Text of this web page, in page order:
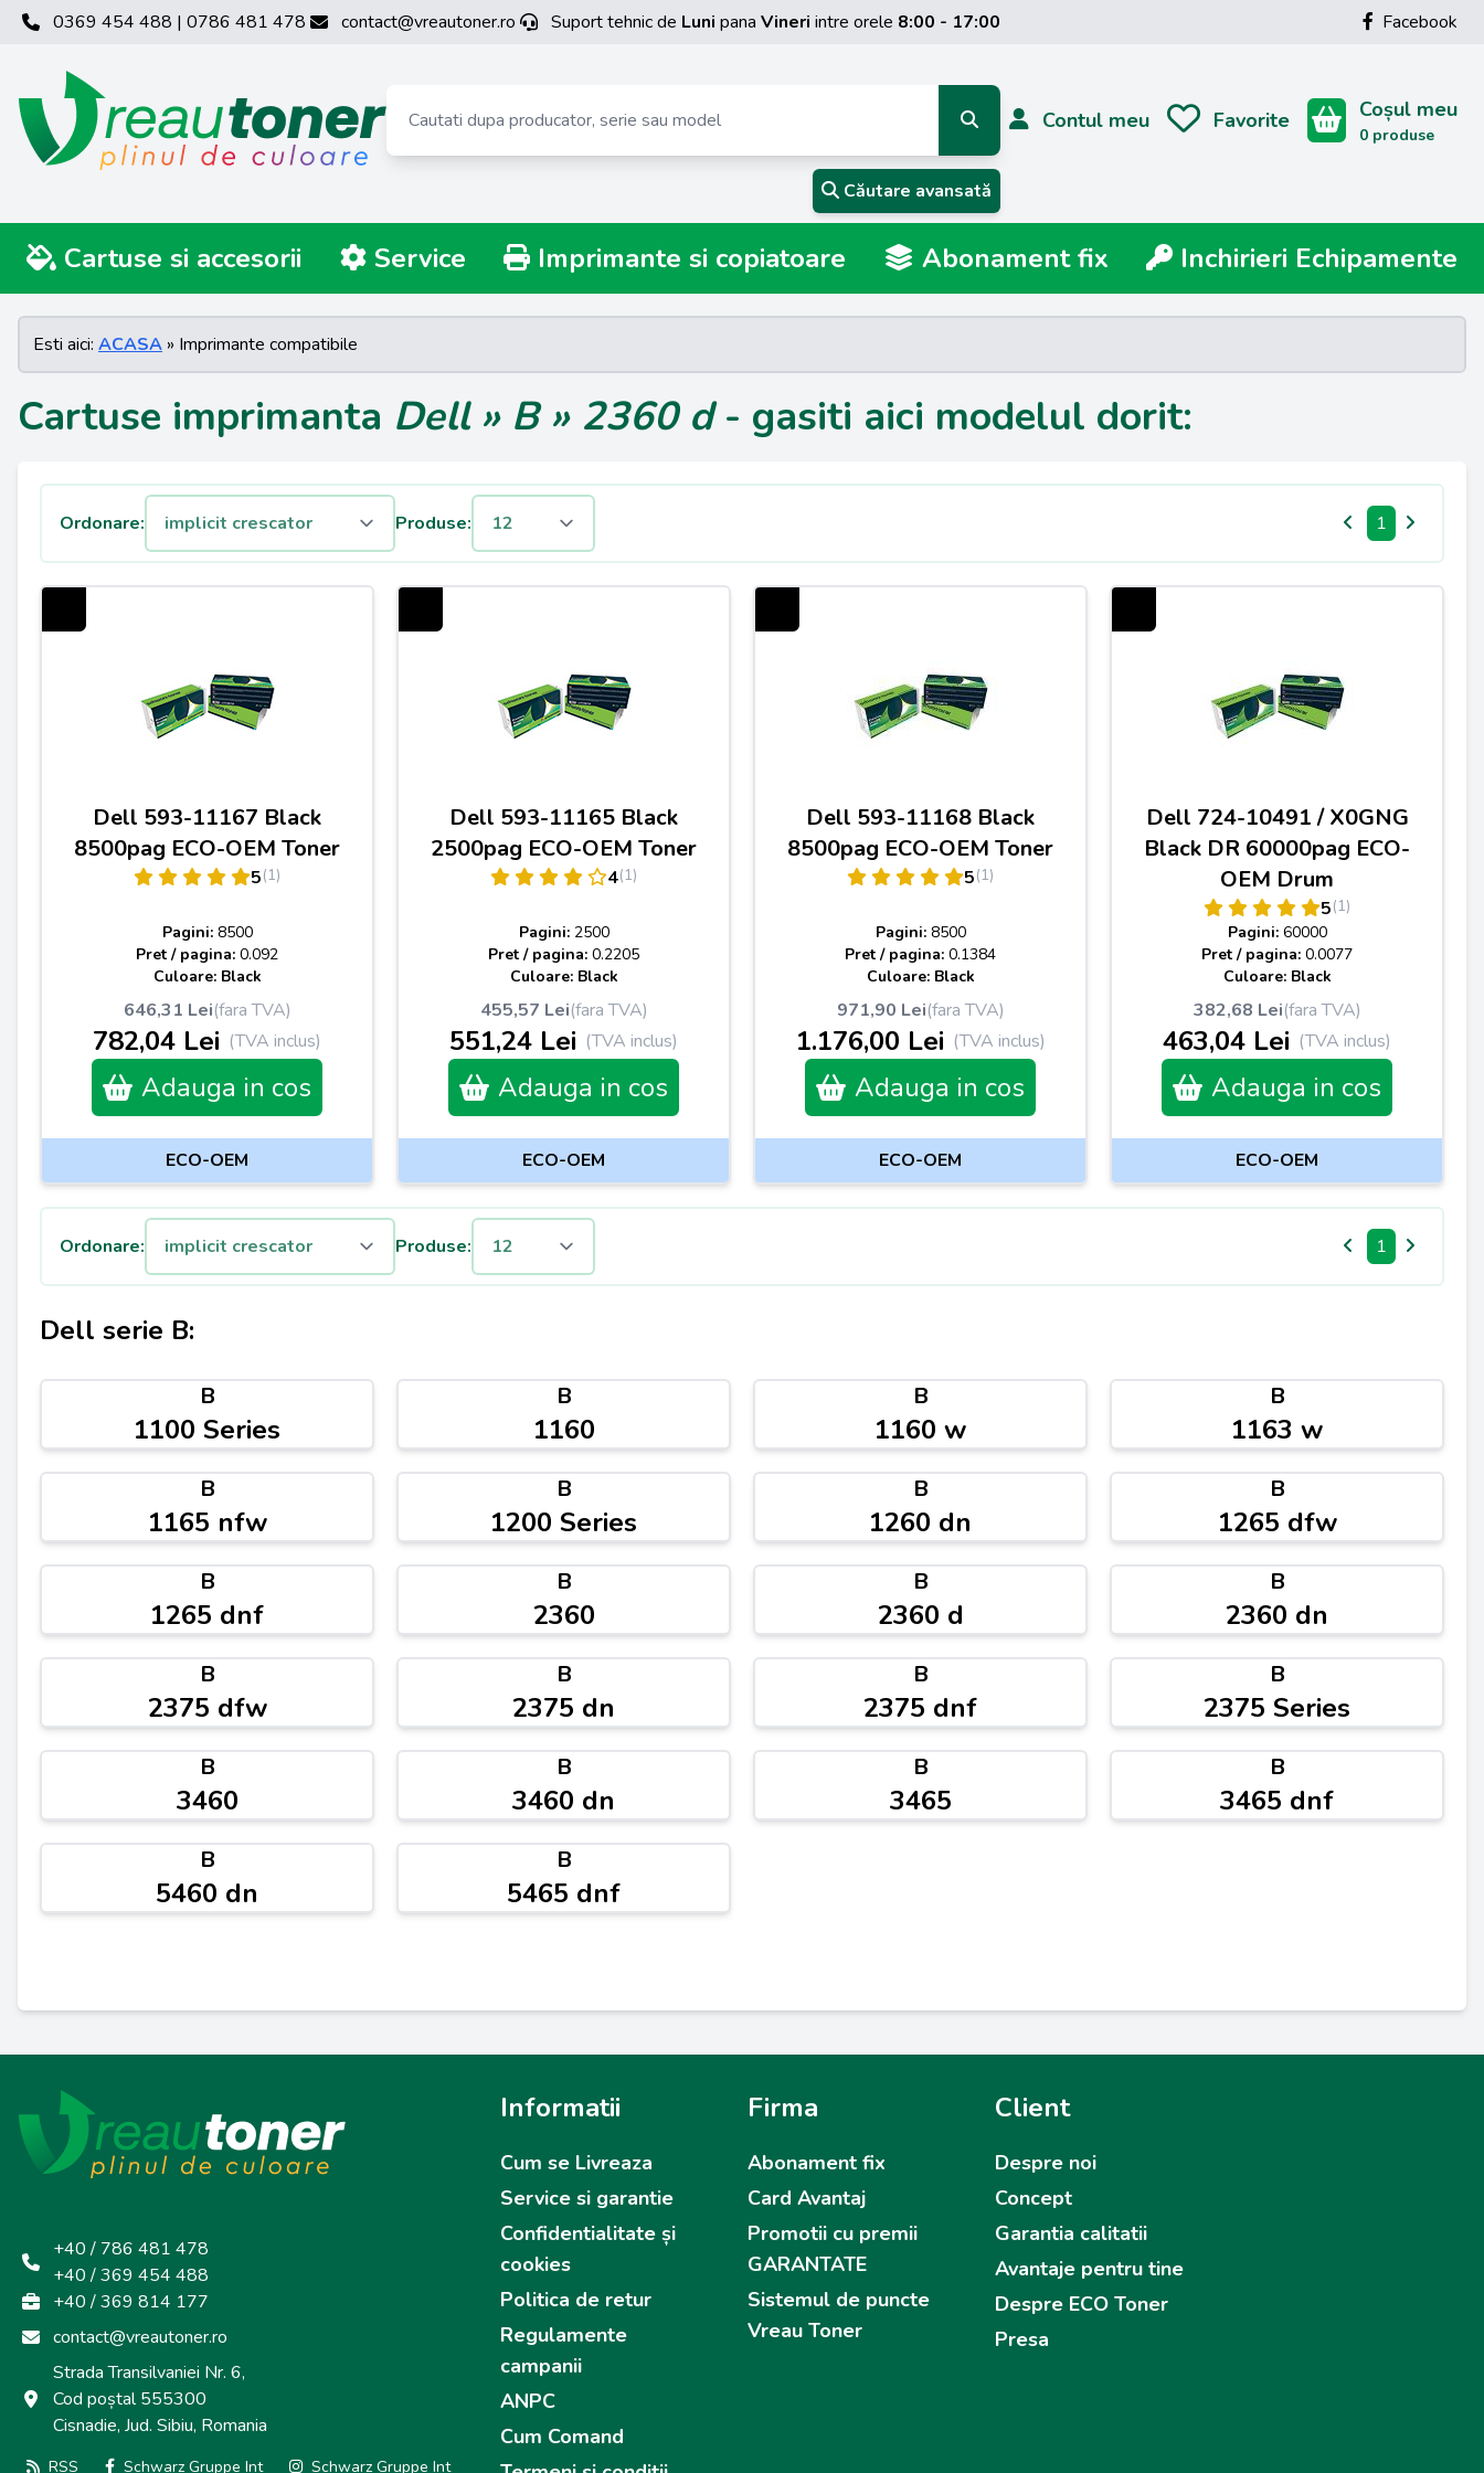
0369 454 488 | 0786 481 478 contact@vreautoner.ro Suport tehnic de Luni pana Vineri intre orele 8:00 - 17:00 Facebook
Căutare avansată
Contul meu Favorite Coșul meu
0 produse
Cartuse si accesorii Service Imprimante si copiatoare Abonament fix Inchirieri Echipamente
Esti aici: ACASA » Imprimante compatibile
Cartuse imprimanta Dell » B » 2360 d- gasiti aici modelul dorit:
Ordonare: Produse: 1
Dell 593-11167 Black
8500pag ECO-OEM Toner
5(1)
Pagini: 8500
Pret / pagina: 0.092
Culoare: Black
646,31 Lei(fara TVA)
782,04 Lei (TVA inclus)
Adauga in cos
ECO-OEM
Dell 593-11165 Black
2500pag ECO-OEM Toner
4(1)
Pagini: 2500
Pret / pagina: 0.2205
Culoare: Black
455,57 Lei(fara TVA)
551,24 Lei (TVA inclus)
Adauga in cos
ECO-OEM
Dell 593-11168 Black
8500pag ECO-OEM Toner
5(1)
Pagini: 8500
Pret / pagina: 0.1384
Culoare: Black
971,90 Lei(fara TVA)
1.176,00 Lei (TVA inclus)
Adauga in cos
ECO-OEM
Dell 724-10491 / X0GNG
Black DR 60000pag ECO-
OEM Drum
5(1)
Pagini: 60000
Pret / pagina: 0.0077
Culoare: Black
382,68 Lei(fara TVA)
463,04 Lei (TVA inclus)
Adauga in cos
ECO-OEM
Ordonare: Produse: 1
Dell serie B:
B
1100 Series
B
1160
B
1160 w
B
1163 w
B
1165 nfw
B
1200 Series
B
1260 dn
B
1265 dfw
B
1265 dnf
B
2360
B
2360 d
B
2360 dn
B
2375 dfw
B
2375 dn
B
2375 dnf
B
2375 Series
B
3460
B
3460 dn
B
3465
B
3465 dnf
B
5460 dn
B
5465 dnf
+40 / 786 481 478
+40 / 369 454 488
+40 / 369 814 177
contact@vreautoner.ro
Strada Transilvaniei Nr. 6,
Cod poștal 555300
Cisnadie, Jud. Sibiu, Romania
RSS Schwarz Gruppe Int Schwarz Gruppe Int
Informatii
Cum se Livreaza
Service si garantie
Confidentialitate și
cookies
Politica de retur
Regulamente
campanii
ANPC
Cum Comand
Firma
Abonament fix
Card Avantaj
Promotii cu premii
GARANTATE
Sistemul de puncte
Vreau Toner
Client
Despre noi
Concept
Garantia calitatii
Avantaje pentru tine
Despre ECO Toner
Presa